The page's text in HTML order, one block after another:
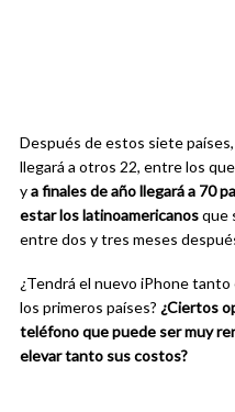
Después de estos siete
llegará a otros 22, entre los
ya finales de año llegará a 70
estar los latinoamericanosque
entre dos y tres meses
¿Tendrá el nuevo iPhone
los primeros países? ¿Ciertos
teléfono que puede ser muy
elevar tanto sus costos?